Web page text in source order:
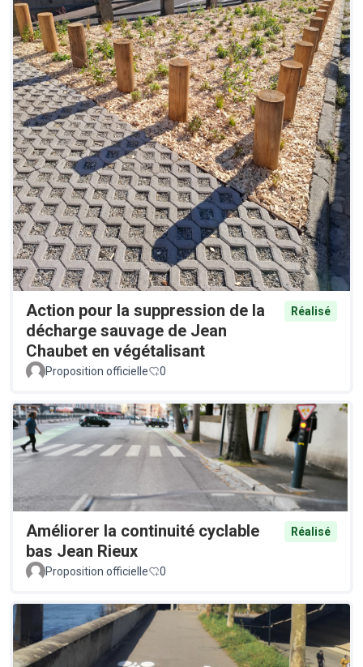
Action pour la suppression de la
décharge sauvage de Jean
Chaubet en végétalisant
Réalisé
Proposition officielle 0
Améliorer la continuité cyclable
bas Jean Rieux
Réalisé
Proposition officielle 0